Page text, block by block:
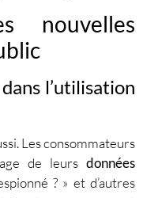
nouvelles
l’utilisation
Les consommateurs
de leurs données
? » et d’autres